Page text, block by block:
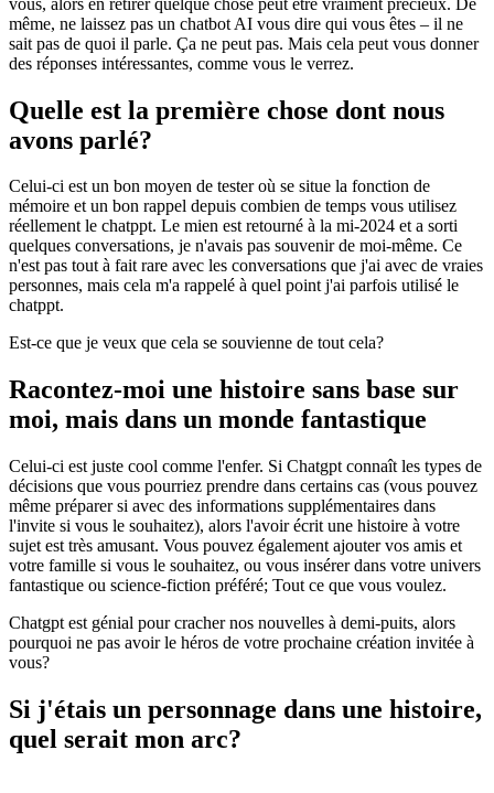
même, ne laissez pas un chatbot AI vous dire qui vous êtes – il ne
sait pas de quoi il parle. Ça ne peut pas. Mais cela peut vous donner
des réponses intéressantes, comme vous le verrez.
Quelle est la première chose dont nous
avons parlé?
Celui-ci est un bon moyen de tester où se situe la fonction de
mémoire et un bon rappel depuis combien de temps vous utilisez
réellement le chatppt. Le mien est retourné à la mi-2024 et a sorti
quelques conversations, je n'avais pas souvenir de moi-même. Ce
n'est pas tout à fait rare avec les conversations que j'ai avec de vraies
personnes, mais cela m'a rappelé à quel point j'ai parfois utilisé le
chatppt.
Est-ce que je veux que cela se souvienne de tout cela?
Racontez-moi une histoire sans base sur
moi, mais dans un monde fantastique
Celui-ci est juste cool comme l'enfer. Si Chatgpt connaît les types de
décisions que vous pourriez prendre dans certains cas (vous pouvez
même préparer si avec des informations supplémentaires dans
l'invite si vous le souhaitez), alors l'avoir écrit une histoire à votre
sujet est très amusant. Vous pouvez également ajouter vos amis et
votre famille si vous le souhaitez, ou vous insérer dans votre univers
fantastique ou science-fiction préféré; Tout ce que vous voulez.
Chatgpt est génial pour cracher nos nouvelles à demi-puits, alors
pourquoi ne pas avoir le héros de votre prochaine création invitée à
vous?
Si j'étais un personnage dans une histoire,
quel serait mon arc?